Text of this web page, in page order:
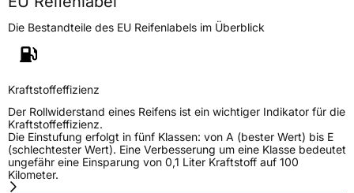
FahrzeugartPKW & SUV
Weitere Eigenschaften
SchlauchtypTL
ZustandNeureifen
VerstärktXL
Die Bestandteile des EU Reifenlabels im Überblick
Kraftstoffeffizienz
Der Rollwiderstand eines Reifens ist ein wichtiger Indikator für die
Kraftstoffeffizienz.
Die Einstufung erfolgt in fünf Klassen: von A (bester Wert) bis E
(schlechtester Wert). Eine Verbesserung um eine Klasse bedeutet
ungefähr eine Einsparung von 0,1 Liter Kraftstoff auf 100
Kilometer.